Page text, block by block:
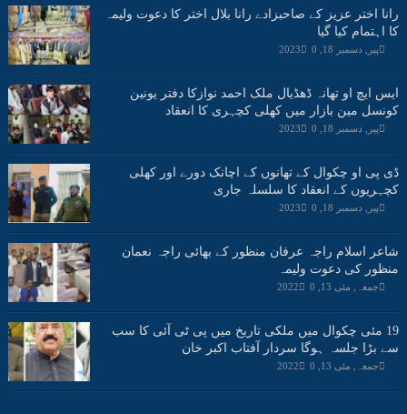
رانا اختر عزیز کے صاحبزادے رانا بلال اختر کا دعوت ولیمہ
کا اہتمام کیا گیا
پیر, دسمبر 18, 2023 0
ایس ایچ او تھانہ ڈھڈیال ملک احمد نوازکا دفتر یونین
کونسل مین بازار میں کھلی کچہری کا انعقاد
پیر, دسمبر 18, 2023 0
ڈی پی او چکوال کے تھانوں کے اچانک دورے اور کھلی
کچہریوں کے انعقاد کا سلسلہ جاری
پیر, دسمبر 18, 2023 0
شاعر اسلام راجہ عرفان منظور کے بھائی راجہ نعمان
منظور کی دعوت ولیمہ
جمعہ, مئی 13, 2022 0
19 مئی چکوال میں ملکی تاریخ میں پی ٹی آئی کا سب
سے بڑا جلسہ ہوگا سردار آفتاب اکبر خان
جمعہ, مئی 13, 2022 0